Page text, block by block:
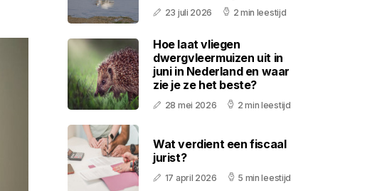
23 juli 2026 2 min leestijd
Hoe laat vliegen
dwergvleermuizen uit in
juni in Nederland en waar
zie je ze het beste?
28 mei 2026 2 min leestijd
Wat verdient een fiscaal
jurist?
17 april 2026 5 min leestijd